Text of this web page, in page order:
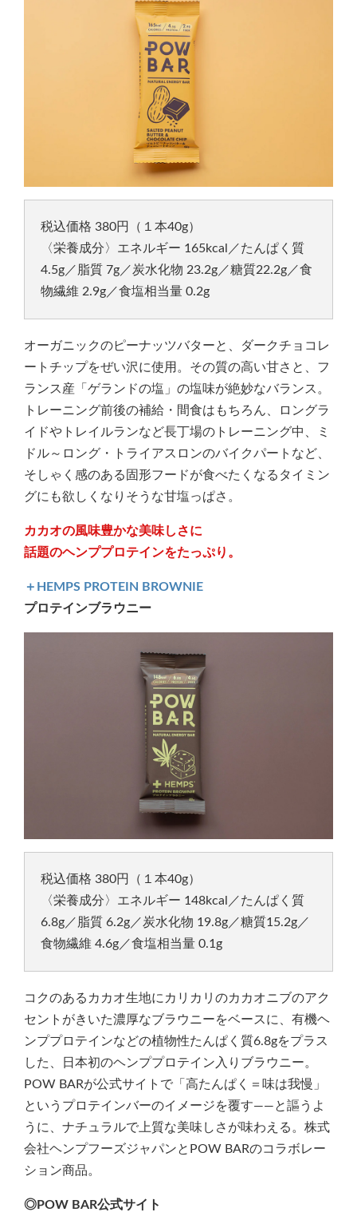
税込価格 380円（１本40g）
〈栄養成分〉エネルギー 165kcal／たんぱく質
4.5g／脂質 7g／炭水化物 23.2g／糖質22.2g／食
物繊維 2.9g／食塩相当量 0.2g
オーガニックのピーナッツバターと、ダークチョコレ
ートチップをぜい沢に使用。その質の高い甘さと、フ
ランス産「ゲランドの塩」の塩味が絶妙なバランス。
トレーニング前後の補給・間食はもちろん、ロングラ
イドやトレイルランなど長丁場のトレーニング中、ミ
ドル～ロング・トライアスロンのバイクパートなど、
そしゃく感のある固形フードが食べたくなるタイミン
グにも欲しくなりそうな甘塩っぱさ。
カカオの風味豊かな美味しさに
話題のヘンププロテインをたっぷり。
＋HEMPS PROTEIN BROWNIE
プロテインブラウニー
税込価格 380円（１本40g）
〈栄養成分〉エネルギー 148kcal／たんぱく質
6.8g／脂質 6.2g／炭水化物 19.8g／糖質15.2g／
食物繊維 4.6g／食塩相当量 0.1g
コクのあるカカオ生地にカリカリのカカオニブのアク
セントがきいた濃厚なブラウニーをベースに、有機ヘ
ンププロテインなどの植物性たんぱく質6.8gをプラス
した、日本初のヘンププロテイン入りブラウニー。
POW BARが公式サイトで「高たんぱく＝味は我慢」
というプロテインバーのイメージを覆す――と謳うよ
うに、ナチュラルで上質な美味しさが味わえる。株式
会社ヘンプフーズジャパンとPOW BARのコラボレー
ション商品。
◎POW BAR公式サイト